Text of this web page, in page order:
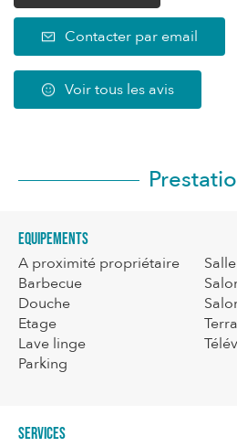
Contacter par email
Voir tous les avis
Equipements
A proximité propriétaire
Barbecue
Douche
Etage
Lave linge
Parking
Services